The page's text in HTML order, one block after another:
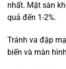
nhất. Mặt sàn
quả đến 1-2%.
Tránh va đập
biến và màn